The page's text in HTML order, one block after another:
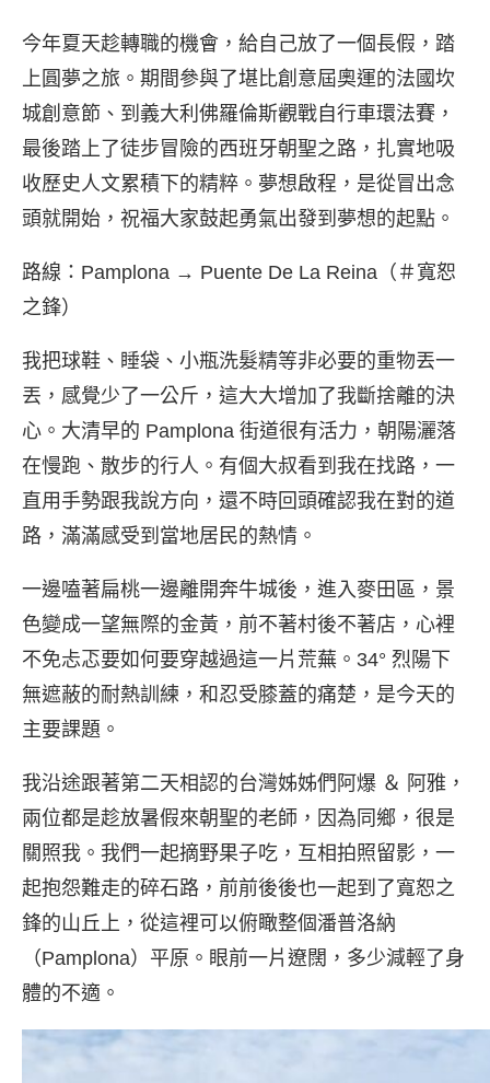
今年夏天趁轉職的機會，給自己放了一個長假，踏
上圓夢之旅。期間參與了堪比創意屆奧運的法國坎
城創意節、到義大利佛羅倫斯觀戰自行車環法賽，
最後踏上了徒步冒險的西班牙朝聖之路，扎實地吸
收歷史人文累積下的精粹。夢想啟程，是從冒出念
頭就開始，祝福大家鼓起勇氣出發到夢想的起點。
路線：Pamplona → Puente De La Reina（＃寬恕
之鋒）
我把球鞋、睡袋、小瓶洗髮精等非必要的重物丟一
丟，感覺少了一公斤，這大大增加了我斷捨離的決
心。大清早的 Pamplona 街道很有活力，朝陽灑落
在慢跑、散步的行人。有個大叔看到我在找路，一
直用手勢跟我說方向，還不時回頭確認我在對的道
路，滿滿感受到當地居民的熱情。
一邊嗑著扁桃一邊離開奔牛城後，進入麥田區，景
色變成一望無際的金黃，前不著村後不著店，心裡
不免忐忑要如何要穿越過這一片荒蕪。34° 烈陽下
無遮蔽的耐熱訓練，和忍受膝蓋的痛楚，是今天的
主要課題。
我沿途跟著第二天相認的台灣姊姊們阿爆 ＆ 阿雅，
兩位都是趁放暑假來朝聖的老師，因為同鄉，很是
關照我。我們一起摘野果子吃，互相拍照留影，一
起抱怨難走的碎石路，前前後後也一起到了寬恕之
鋒的山丘上，從這裡可以俯瞰整個潘普洛納
（Pamplona）平原。眼前一片遼闊，多少減輕了身
體的不適。